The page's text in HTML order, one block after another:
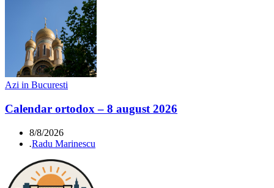
Azi in Bucuresti
Calendar ortodox – 8 august 2026
8/8/2026
.Radu Marinescu